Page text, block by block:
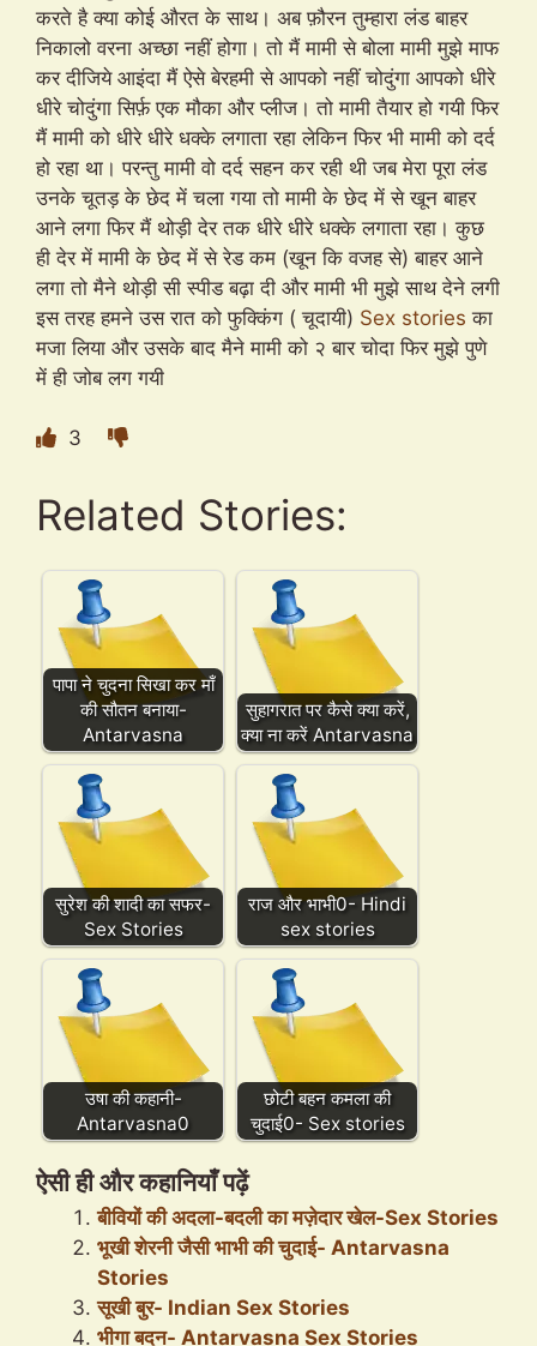
करते है क्या कोई औरत के साथ। अब फ़ौरन तुम्हारा लंड बाहर
निकालो वरना अच्छा नहीं होगा। तो मैं मामी से बोला मामी मुझे माफ
कर दीजिये आइंदा मैं ऐसे बेरहमी से आपको नहीं चोदुंगा आपको धीरे
धीरे चोदुंगा सिर्फ़ एक मौका और प्लीज। तो मामी तैयार हो गयी फिर
मैं मामी को धीरे धीरे धक्के लगाता रहा लेकिन फिर भी मामी को दर्द
हो रहा था। परन्तु मामी वो दर्द सहन कर रही थी जब मेरा पूरा लंड
उनके चूतड़ के छेद में चला गया तो मामी के छेद में से खून बाहर
आने लगा फिर मैं थोड़ी देर तक धीरे धीरे धक्के लगाता रहा। कुछ
ही देर में मामी के छेद में से रेड कम (खून कि वजह से) बाहर आने
लगा तो मैने थोड़ी सी स्पीड बढ़ा दी और मामी भी मुझे साथ देने लगी
इस तरह हमने उस रात को फुक्किंग ( चूदायी) Sex stories का
मजा लिया और उसके बाद मैने मामी को २ बार चोदा फिर मुझे पुणे
में ही जोब लग गयी
3
Related Stories:
पापा ने चुदना सिखा कर माँ
की सौतन बनाया-
Antarvasna
सुहागरात पर कैसे क्या करें,
क्या ना करें Antarvasna
सुरेश की शादी का सफर-
Sex Stories
राज और भाभी0- Hindi
sex stories
उषा की कहानी-
Antarvasna0
छोटी बहन कमला की
चुदाई0- Sex stories
ऐसी ही और कहानियाँ पढ़ें
बीवियों की अदला-बदली का मज़ेदार खेल-Sex Stories
भूखी शेरनी जैसी भाभी की चुदाई- Antarvasna
Stories
सूखी बुर- Indian Sex Stories
भीगा बदन- Antarvasna Sex Stories